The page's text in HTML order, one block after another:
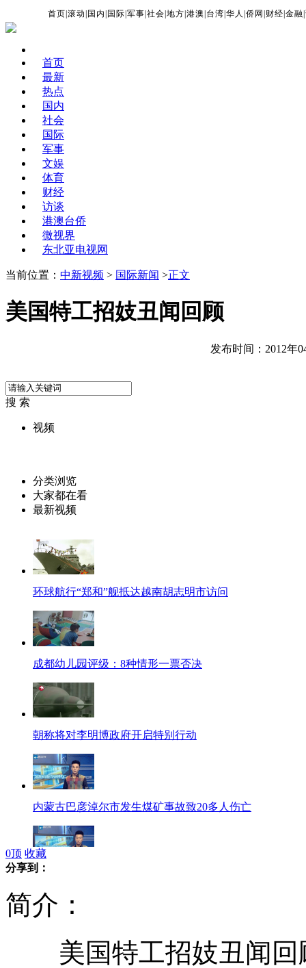
首页 |滚动 国内 国际 |军事 |社会 |地方 |港澳 台湾 |华人 |侨网 财经 |金融 |
首页
最新
热点
国内
社会
国际
军事
文娱
体育
财经
访谈
港澳台侨
微视界
东北亚电视网
当前位置： 中新视频 > 国际新闻 >正文
美国特工招妓丑闻回顾
发布时间：2012年
搜 索
视频
分类浏览
大家都在看
最新视频
环球航行“郑和”舰抵达越南胡志明市访问
成都幼儿园评级：8种情形一票否决
朝称将对李明博政府开启特别行动
内蒙古巴彦淖尔市发生煤矿事故致20多人伤亡
菲律宾拆迁纠纷引发警民冲突
0顶 收藏
分享到：
简介：
美国特工招妓丑闻回